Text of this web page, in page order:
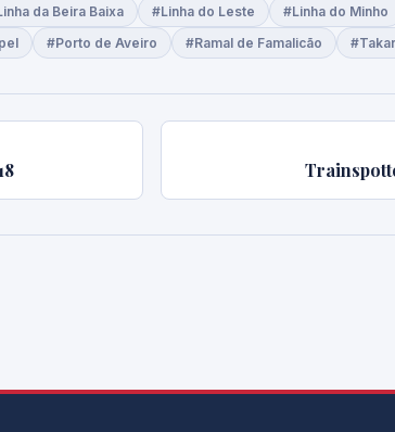
da Beira Baixa #Linha do Leste #Linha do Minho
#Porto de Aveiro #Ramal de Famalicão